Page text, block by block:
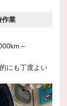
作業
～
にも丁度よい